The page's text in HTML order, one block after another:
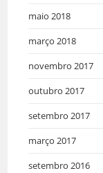
maio 2018
março 2018
novembro 2017
outubro 2017
setembro 2017
março 2017
setembro 2016